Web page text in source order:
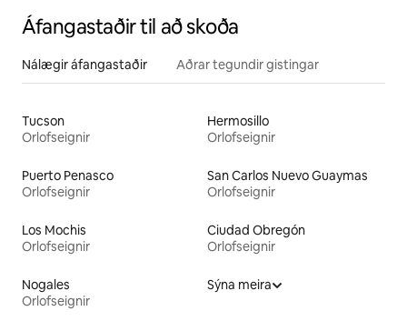
Áfangastaðir til að skoða
Nálægir áfangastaðir Aðrar tegundir gistingar
Tucson
Orlofseignir
Hermosillo
Orlofseignir
Puerto Penasco
Orlofseignir
San Carlos Nuevo Guaymas
Orlofseignir
Los Mochis
Orlofseignir
Ciudad Obregón
Orlofseignir
Nogales
Orlofseignir
Sýna meira